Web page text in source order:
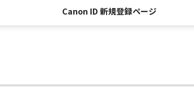
Canon ID 新規登録ページ